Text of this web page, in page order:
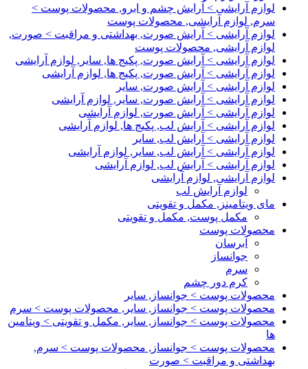
لوازم آرایشی > آرایش چشم و ابرو, محصولات پوست >
سرم, لوازم آرایشی, محصولات پوست
لوازم آرایشی > آرایش صورت, بهداشتی و مراقبت > صورت,
لوازم آرایشی, محصولات پوست
لوازم آرایشی > آرایش صورت, پکیج ها, سایر, لوازم آرایشی
لوازم آرایشی > آرایش صورت, پکیج ها, لوازم آرایشی
لوازم آرایشی > آرایش صورت, سایر
لوازم آرایشی > آرایش صورت, سایر, لوازم آرایشی
لوازم آرایشی > آرایش صورت, لوازم آرایشی
لوازم آرایشی > آرایش لب, پکیج ها, لوازم آرایشی
لوازم آرایشی > آرایش لب, سایر
لوازم آرایشی > آرایش لب, سایر, لوازم آرایشی
لوازم آرایشی > آرایش لب, لوازم آرایشی
لوازم آرایشی, لوازم آرایشی
لوازم آرایش لب
مای ویتامینز, مکمل و تقویتی
مکمل پوست, مکمل و تقویتی
محصولات پوست
آبرسان
جوانساز
سرم
کرم دور چشم
محصولات پوست > جوانساز, سایر
محصولات پوست > جوانساز, سایر, محصولات پوست > سرم
محصولات پوست > جوانساز, سایر, مکمل و تقویتی > ویتامین
ها
محصولات پوست > جوانساز, محصولات پوست > سرم,
بهداشتی و مراقبت > صورت